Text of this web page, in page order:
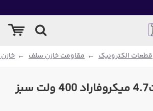
قطعات الکترونیک مقاومت خازن سلف
خازن الکترولیت4.7 میکروفاراد 400 ولت سبز